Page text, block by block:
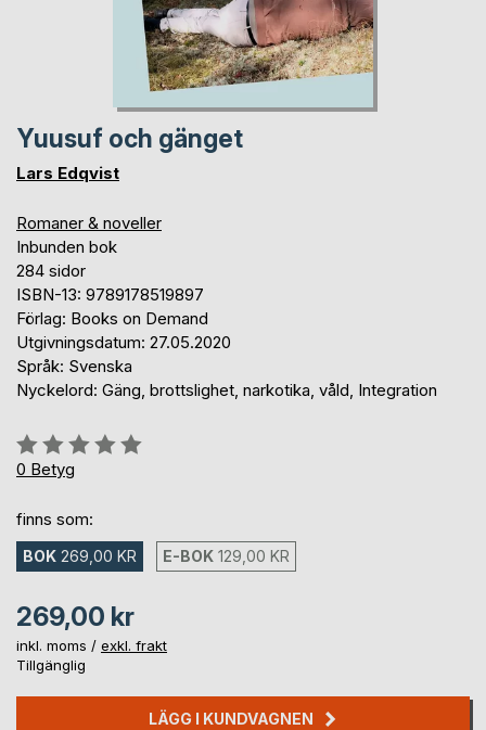
Yuusuf och gänget
Lars Edqvist
Romaner & noveller
Inbunden bok
284 sidor
ISBN-13: 9789178519897
Förlag: Books on Demand
Utgivningsdatum: 27.05.2020
Språk: Svenska
Nyckelord: Gäng, brottslighet, narkotika, våld, Integration
Betyg::
0%
0 Betyg
finns som:
BOK 269,00 KR E-BOK 129,00 KR
269,00 kr
inkl. moms / exkl. frakt
Tillgänglig
LÄGG I KUNDVAGNEN